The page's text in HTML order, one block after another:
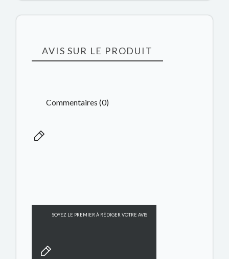
AVIS SUR LE PRODUIT
Commentaires (0)
SOYEZ LE PREMIER À RÉDIGER VOTRE AVIS